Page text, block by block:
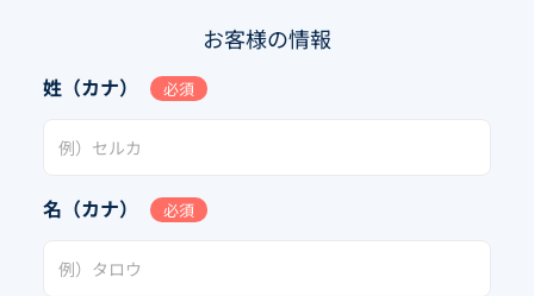
お客様の情報
姓（カナ） 必須
名（カナ） 必須